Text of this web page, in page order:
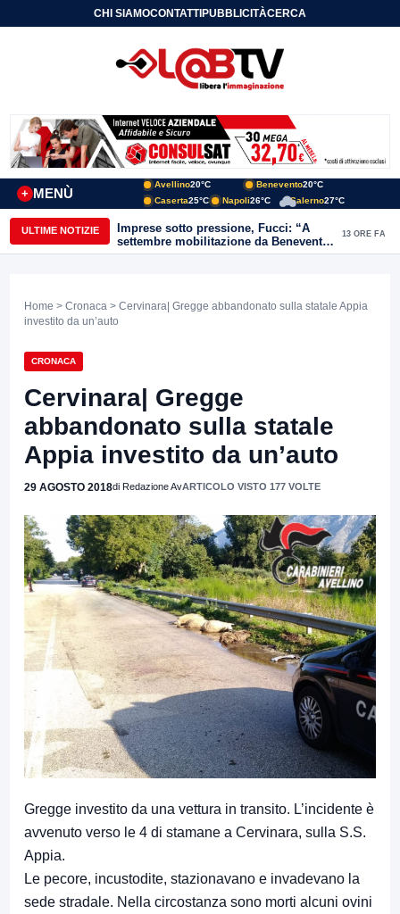
CHI SIAMOCONTATTIPUBBLICITÀCERCA
MENÙ
+
Avellino20°C Benevento20°C
Caserta25°C Napoli26°C Salerno27°C
ULTIME NOTIZIE
Imprese sotto pressione, Fucci: “A
settembre mobilitazione da Benevento
e Avellino”
13 ORE FA
Home > Cronaca > Cervinara| Gregge abbandonato sulla statale Appia
investito da un’auto
CRONACA
Cervinara| Gregge
abbandonato sulla statale
Appia investito da un’auto
29 AGOSTO 2018di Redazione AvARTICOLO VISTO 177 VOLTE
Gregge investito da una vettura in transito. L’incidente è
avvenuto verso le 4 di stamane a Cervinara, sulla S.S.
Appia.
Le pecore, incustodite, stazionavano e invadevano la
sede stradale. Nella circostanza sono morti alcuni ovini